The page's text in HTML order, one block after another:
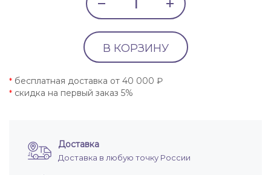
В КОРЗИНУ
* бесплатная доставка от 40 000 ₽
* скидка на первый заказ 5%
Доставка
Доставка в любую точку России